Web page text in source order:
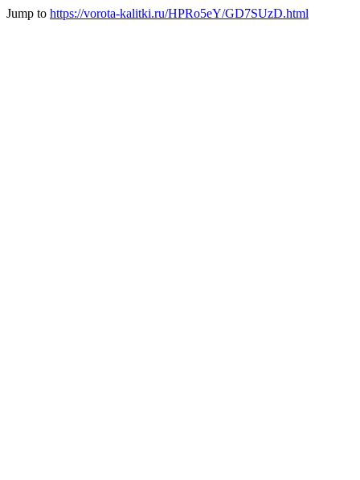
Jump to https://vorota-kalitki.ru/HPRo5eY/GD7SUzD.html